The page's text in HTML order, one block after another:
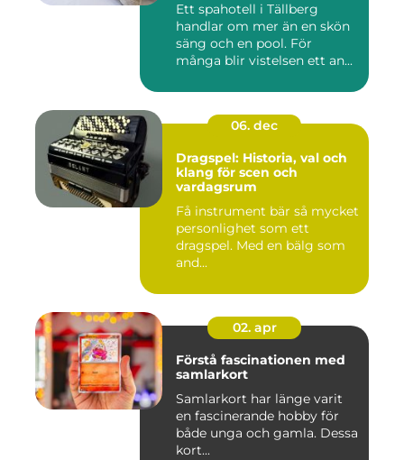
Ett spahotell i Tällberg
handlar om mer än en skön
säng och en pool. För
många blir vistelsen ett an...
06. dec
Dragspel: Historia, val och
klang för scen och
vardagsrum
Få instrument bär så mycket
personlighet som ett
dragspel. Med en bälg som
and...
02. apr
Förstå fascinationen med
samlarkort
Samlarkort har länge varit
en fascinerande hobby för
både unga och gamla. Dessa
kort...